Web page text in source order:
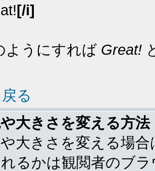
[/i]
ようにすれば Great!
る
大きさを変える方法
大きさを変える場
るかは観閲者のブ